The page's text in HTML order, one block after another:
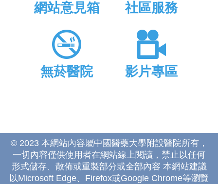
網站意見箱 社區服務
無菸醫院 影片專區
© 2023 本網站內容屬中國醫藥大學附設醫院所有，
一切內容僅供使用者在網站線上閱讀，禁止以任何
形式儲存、散佈或重製部分或全部內容 本網站建議
以Microsoft Edge、Firefox或Google Chrome等瀏覽